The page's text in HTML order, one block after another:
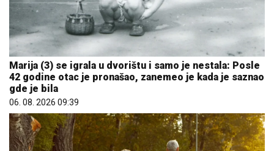
Marija (3) se igrala u dvorištu i samo je nestala: Posle
42 godine otac je pronašao, zanemeo je kada je saznao
gde je bila
06. 08. 2026 09:39